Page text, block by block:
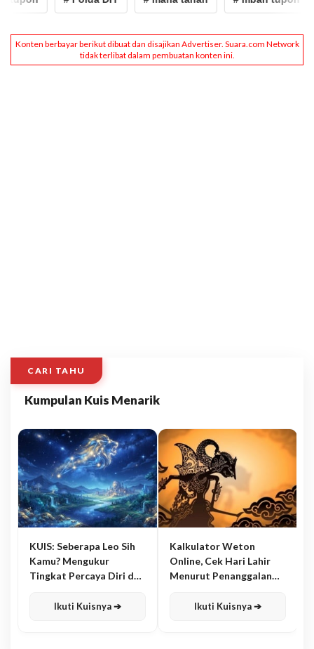
CARI TAHU
Kumpulan Kuis Menarik
KUIS: Seberapa Leo Sih
Kamu? Mengukur
Tingkat Percaya Diri dan
Ikuti Kuisnya ➔
Kalkulator Weton
Online, Cek Hari Lahir
Menurut Penanggalan
Ikuti Kuisnya ➔